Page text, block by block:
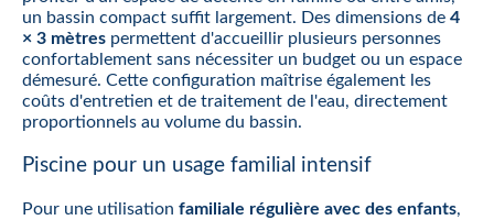
un bassin compact suffit largement. Des dimensions de 4
× 3 mètres permettent d'accueillir plusieurs personnes
confortablement sans nécessiter un budget ou un espace
démesuré. Cette configuration maîtrise également les
coûts d'entretien et de traitement de l'eau, directement
proportionnels au volume du bassin.
Piscine pour un usage familial intensif
Pour une utilisation familiale régulière avec des enfants,